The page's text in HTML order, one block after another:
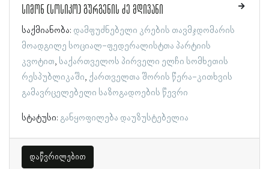
სიმონ (სოსიკო) გურგენის ძე მდივანი
საქმიანობა: დამფუძნებელი კრების თავმჯდომარის
მოადგილე სოციალ-ფედერალისტთა პარტიის
კვოტით საქართველოს პირველი ელჩი სომხეთის
რესპუბლიკაში ქართველთა შორის წერა-კითხვის
გამავრცელებელი საზოგადოების წევრი
სტატუსი: განყოფილება დაუზუსტებელია
დაწვრილებით